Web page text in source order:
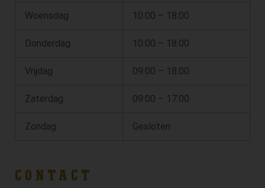
Woensdag 10:00 – 18:00
Donderdag 10:00 – 18:00
Vrijdag 09:00 – 18:00
Zaterdag 09:00 – 17:00
Zondag Gesloten
CONTACT